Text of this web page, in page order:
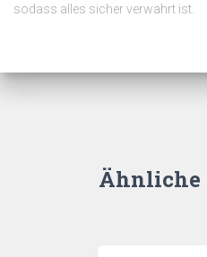
sodass alles sicher verwahrt ist.
Ähnliche